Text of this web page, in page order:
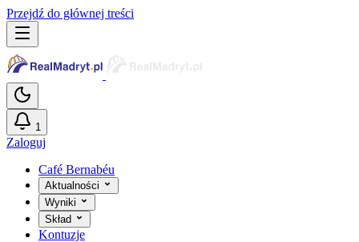
Przejdź do głównej treści
1
Zaloguj
Café Bernabéu
Aktualności
Wyniki
Skład
Kontuzje